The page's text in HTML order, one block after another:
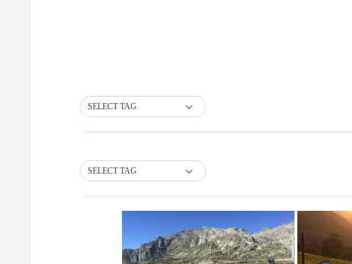
SELECT TAG
SELECT TAG